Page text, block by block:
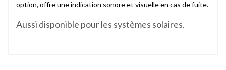
option, offre une indication sonore et visuelle en cas de fuite.
Aussi disponible pour les systèmes solaires.